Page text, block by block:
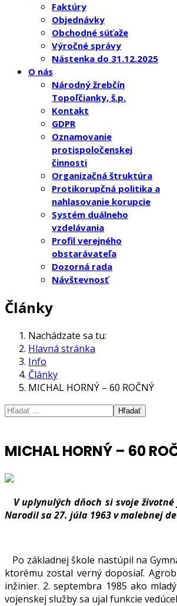
Faktúry
Objednávky
Obchodné súťaže
Výročné správy
Nástenka do 31.12.2025
O nás
Národný žrebčín
Topoľčianky, š.p.
Kontakt
GDPR
Oznamovanie
protispoločenskej
činnosti
Organizačná štruktúra
Protikorupčná politika a
nahlasovanie korupcie
Systém duálneho
vzdelávania
Profil verejného
obstarávateľa
Dozorná rada
Návštevnosť
Články
Nachádzate sa tu:
Hlavná stránka
Info
Články
MICHAL HORNÝ – 60 ROČNÝ
Hľadať
MICHAL HORNÝ – 60
V uplynulých dňoch si svoje
Narodil sa 27. júla 1963 v malebnej
Po základnej škole nastúpil na
ktorému zostal verný doposiaľ.
inžinier. 2. septembra 1985 ako
vojenskej služby sa ujal funkcie